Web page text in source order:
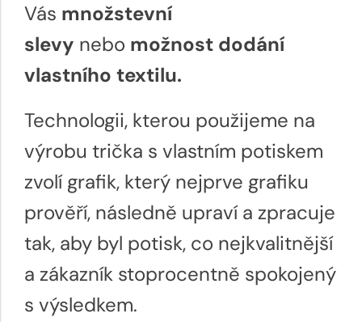
Vás množstevní
slevy nebo možnost dodání
vlastního textilu.
Technologii, kterou použijeme na
výrobu trička s vlastním potiskem
zvolí grafik, který nejprve grafiku
prověří, následně upraví a zpracuje
tak, aby byl potisk, co nejkvalitnější
a zákazník stoprocentně spokojený
s výsledkem.